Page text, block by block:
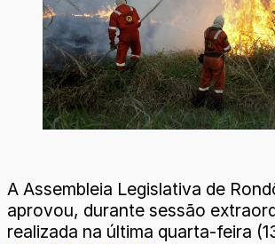
A Assembleia Legislativa de
aprovou, durante sessão
realizada na última quarta-feira